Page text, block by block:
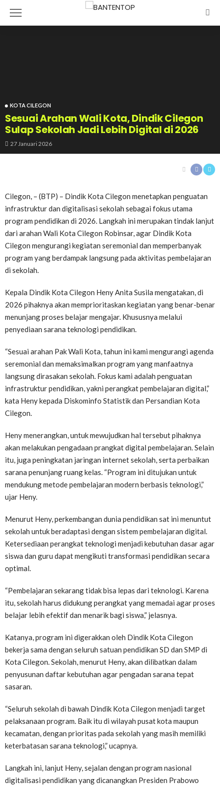
KOTA CILEGON
Sesuai Arahan Wali Kota, Dindik Cilegon
Sulap Sekolah Jadi Lebih Digital di 2026
27 Januari 2026
Cilegon, – (BTP) – Dindik Kota Cilegon menetapkan penguatan
infrastruktur dan digitalisasi sekolah sebagai fokus utama
program pendidikan di 2026. Langkah ini merupakan tindak lanjut
dari arahan Wali Kota Cilegon Robinsar, agar Dindik Kota
Cilegon mengurangi kegiatan seremonial dan memperbanyak
program yang berdampak langsung pada aktivitas pembelajaran
di sekolah.
Kepala Dindik Kota Cilegon Heny Anita Susila mengatakan, di
2026 pihaknya akan memprioritaskan kegiatan yang benar-benar
menunjang proses belajar mengajar. Khususnya melalui
penyediaan sarana teknologi pendidikan.
“Sesuai arahan Pak Wali Kota, tahun ini kami mengurangi agenda
seremonial dan memaksimalkan program yang manfaatnya
langsung dirasakan sekolah. Fokus kami adalah penguatan
infrastruktur pendidikan, yakni perangkat pembelajaran digital,”
kata Heny kepada Diskominfo Statistik dan Persandian Kota
Cilegon.
Heny menerangkan, untuk mewujudkan hal tersebut pihaknya
akan melakukan pengadaan prangkat digital pembelajaran. Selain
itu, juga peningkatan jaringan internet sekolah, serta perbaikan
sarana penunjang ruang kelas. “Program ini ditujukan untuk
mendukung metode pembelajaran modern berbasis teknologi,”
ujar Heny.
Menurut Heny, perkembangan dunia pendidikan sat ini menuntut
sekolah untuk beradaptasi dengan sistem pembelajaran digital.
Ketersediaan perangkat teknologi menjadi kebutuhan dasar agar
siswa dan guru dapat mengikuti transformasi pendidikan secara
optimal.
“Pembelajaran sekarang tidak bisa lepas dari teknologi. Karena
itu, sekolah harus didukung perangkat yang memadai agar proses
belajar lebih efektif dan menarik bagi siswa,” jelasnya.
Katanya, program ini digerakkan oleh Dindik Kota Cilegon
bekerja sama dengan seluruh satuan pendidikan SD dan SMP di
Kota Cilegon. Sekolah, menurut Heny, akan dilibatkan dalam
penyusunan daftar kebutuhan agar pengadan sarana tepat
sasaran.
“Seluruh sekolah di bawah Dindik Kota Cilegon menjadi target
pelaksanaan program. Baik itu di wilayah pusat kota maupun
kecamatan, dengan prioritas pada sekolah yang masih memiliki
keterbatasan sarana teknologi,” ucapnya.
Langkah ini, lanjut Heny, sejalan dengan program nasional
digitalisasi pendidikan yang dicanangkan Presiden Prabowo